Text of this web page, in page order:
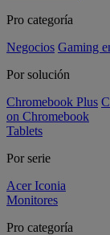
Pro categoría
Negocios Gaming
Por solución
Chromebook Plus
on Chromebook
Tablets
Por serie
Acer Iconia
Monitores
Pro categoría